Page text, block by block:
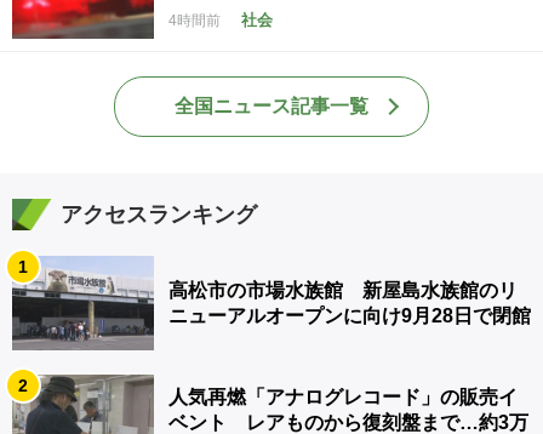
4時間前 社会
全国ニュース記事一覧
アクセスランキング
1
高松市の市場水族館 新屋島水族館のリ
ニューアルオープンに向け9月28日で閉館
2
人気再燃「アナログレコード」の販売イ
ベント レアものから復刻盤まで…約3万